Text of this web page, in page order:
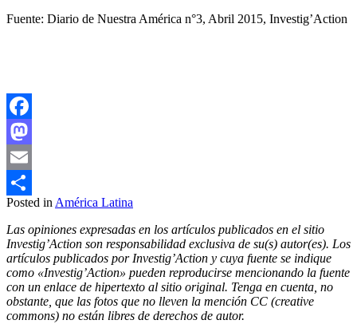
Fuente: Diario de Nuestra América n°3, Abril 2015, Investig’Action
Facebook
Mastodon
Email
Compartir
Posted in América Latina
Las opiniones expresadas en los artículos publicados en el sitio
Investig’Action son responsabilidad exclusiva de su(s) autor(es). Los
artículos publicados por Investig’Action y cuya fuente se indique
como «Investig’Action» pueden reproducirse mencionando la fuente
con un enlace de hipertexto al sitio original. Tenga en cuenta, no
obstante, que las fotos que no lleven la mención CC (creative
commons) no están libres de derechos de autor.